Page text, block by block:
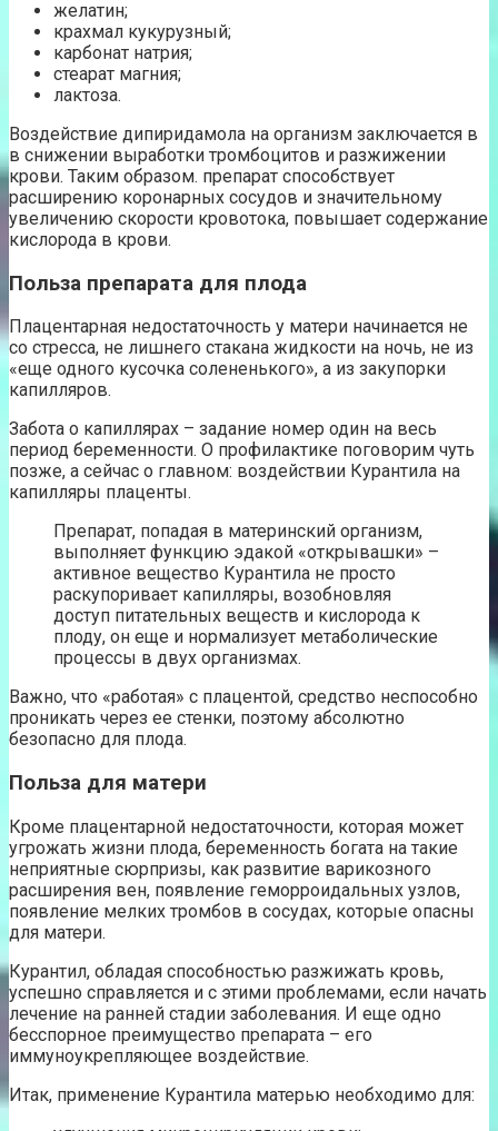
желатин;
крахмал кукурузный;
карбонат натрия;
стеарат магния;
лактоза.
Воздействие дипиридамола на организм заключается в
в снижении выработки тромбоцитов и разжижении
крови. Таким образом. препарат способствует
расширению коронарных сосудов и значительному
увеличению скорости кровотока, повышает содержание
кислорода в крови.
Польза препарата для плода
Плацентарная недостаточность у матери начинается не
со стресса, не лишнего стакана жидкости на ночь, не из
«еще одного кусочка солененького», а из закупорки
капилляров.
Забота о капиллярах – задание номер один на весь
период беременности. О профилактике поговорим чуть
позже, а сейчас о главном: воздействии Курантила на
капилляры плаценты.
Препарат, попадая в материнский организм,
выполняет функцию эдакой «открывашки» –
активное вещество Курантила не просто
раскупоривает капилляры, возобновляя
доступ питательных веществ и кислорода к
плоду, он еще и нормализует метаболические
процессы в двух организмах.
Важно, что «работая» с плацентой, средство неспособно
проникать через ее стенки, поэтому абсолютно
безопасно для плода.
Польза для матери
Кроме плацентарной недостаточности, которая может
угрожать жизни плода, беременность богата на такие
неприятные сюрпризы, как развитие варикозного
расширения вен, появление геморроидальных узлов,
появление мелких тромбов в сосудах, которые опасны
для матери.
Курантил, обладая способностью разжижать кровь,
успешно справляется и с этими проблемами, если начать
лечение на ранней стадии заболевания. И еще одно
бесспорное преимущество препарата – его
иммуноукрепляющее воздействие.
Итак, применение Курантила матерью необходимо для: